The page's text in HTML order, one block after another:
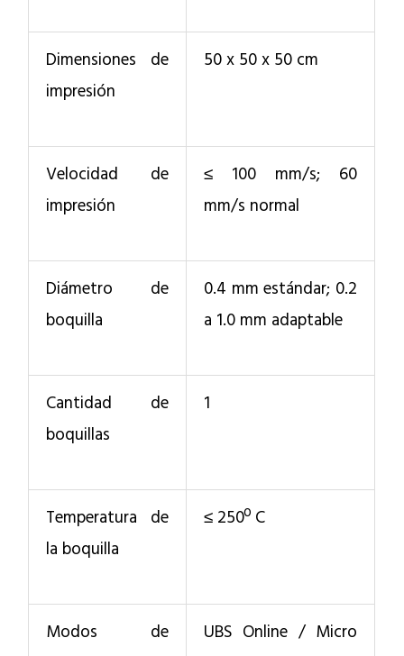
Dimensiones de
impresión
50 x 50 x 50 cm
Velocidad de
impresión
≤ 100 mm/s; 60
mm/s normal
Diámetro de
boquilla
0.4 mm estándar; 0.2
a 1.0 mm adaptable
Cantidad de
boquillas
1
Temperatura de
la boquilla
≤ 250º C
Modos de
UBS Online / Micro